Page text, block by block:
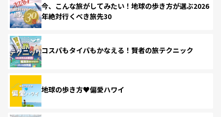
今、こんな旅がしてみたい！地球の歩き方が選ぶ2026
年絶対行くべき旅先30
コスパもタイパもかなえる！賢者の旅テクニック
地球の歩き方♥偏愛ハワイ